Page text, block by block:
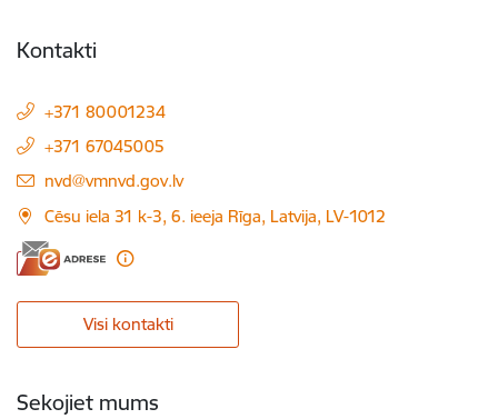
Kontakti
+371 80001234
+371 67045005
E-pasts:
nvd@vmnvd.gov.lv
Cēsu iela 31 k-3, 6. ieeja Rīga, Latvija, LV-1012
Visi kontakti
Sekojiet mums